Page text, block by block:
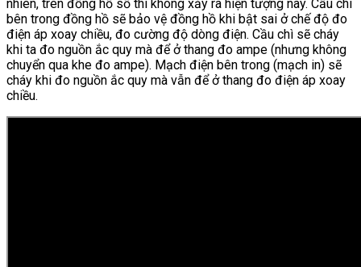
nhiên, trên đồng hồ số thì không xảy ra hiện tượng này. Cầu chì
bên trong đồng hồ sẽ bảo vệ đồng hồ khi bật sai ở chế độ đo
điện áp xoay chiều, đo cường độ dòng điện. Cầu chì sẽ cháy
khi ta đo nguồn ắc quy mà để ở thang đo ampe (nhưng không
chuyển qua khe đo ampe). Mạch điện bên trong (mạch in) sẽ
cháy khi đo nguồn ắc quy mà vẫn để ở thang đo điện áp xoay
chiều.